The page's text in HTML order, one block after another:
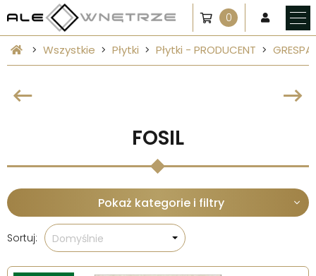
0
Wszystkie Płytki Płytki - PRODUCENT
FOSIL
Pokaż kategorie i filtry
Sortuj: Domyślnie